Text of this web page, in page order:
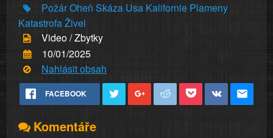
PožárOheň Skáza Usa Kalifornie Plameny
KatastrofaŽivel
Video / Zbytky
10/01/2025
Nahlásit obsah
FACEBOOK
Komentáře